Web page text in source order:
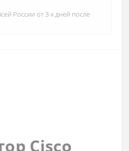
России от 3-х дней после
Cisco